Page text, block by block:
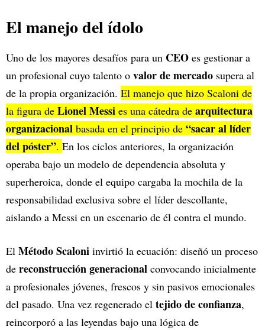
El manejo del ídolo
Uno de los mayores desafíos para un CEO es gestionar a
un profesional cuyo talento o valor de mercado supera al
de la propia organización. El manejo que hizo Scaloni de
la figura de Lionel Messi es una cátedra de arquitectura
organizacional basada en el principio de “sacar al líder
del póster”. En los ciclos anteriores, la organización
operaba bajo un modelo de dependencia absoluta y
superheroica, donde el equipo cargaba la mochila de la
responsabilidad exclusiva sobre el líder descollante,
aislando a Messi en un escenario de él contra el mundo.
El Método Scaloni invirtió la ecuación: diseñó un proceso
de reconstrucción generacional convocando inicialmente
a profesionales jóvenes, frescos y sin pasivos emocionales
del pasado. Una vez regenerado el tejido de confianza,
reincorporó a las leyendas bajo una lógica de